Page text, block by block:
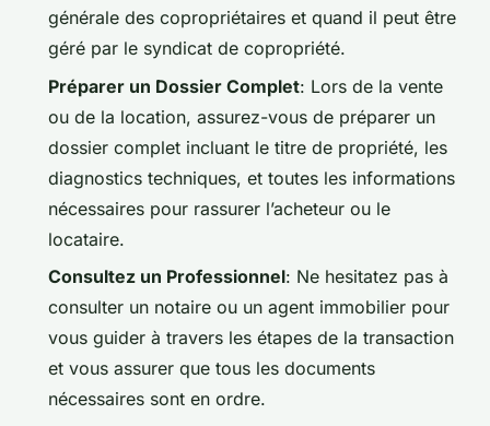
générale des copropriétaires et quand il peut être
géré par le syndicat de copropriété.
Préparer un Dossier Complet: Lors de la vente
ou de la location, assurez-vous de préparer un
dossier complet incluant le titre de propriété, les
diagnostics techniques, et toutes les informations
nécessaires pour rassurer l’acheteur ou le
locataire.
Consultez un Professionnel: Ne hesitatez pas à
consulter un notaire ou un agent immobilier pour
vous guider à travers les étapes de la transaction
et vous assurer que tous les documents
nécessaires sont en ordre.